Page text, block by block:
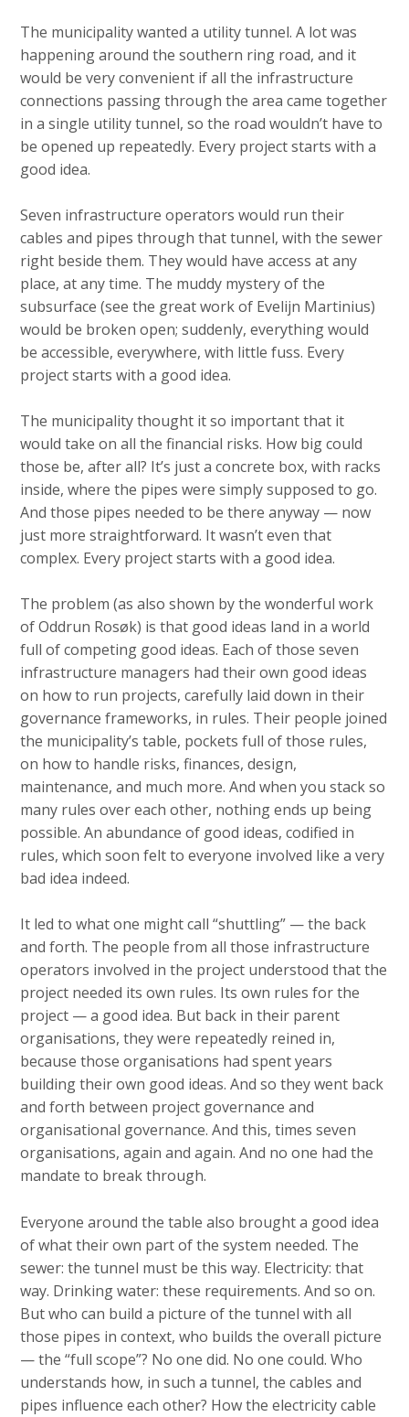
The municipality wanted a utility tunnel. A lot was
happening around the southern ring road, and it
would be very convenient if all the infrastructure
connections passing through the area came together
in a single utility tunnel, so the road wouldn’t have to
be opened up repeatedly. Every project starts with a
good idea.
Seven infrastructure operators would run their
cables and pipes through that tunnel, with the sewer
right beside them. They would have access at any
place, at any time. The muddy mystery of the
subsurface (see the great work of Evelijn Martinius)
would be broken open; suddenly, everything would
be accessible, everywhere, with little fuss. Every
project starts with a good idea.
The municipality thought it so important that it
would take on all the financial risks. How big could
those be, after all? It’s just a concrete box, with racks
inside, where the pipes were simply supposed to go.
And those pipes needed to be there anyway — now
just more straightforward. It wasn’t even that
complex. Every project starts with a good idea.
The problem (as also shown by the wonderful work
of Oddrun Rosøk) is that good ideas land in a world
full of competing good ideas. Each of those seven
infrastructure managers had their own good ideas
on how to run projects, carefully laid down in their
governance frameworks, in rules. Their people joined
the municipality’s table, pockets full of those rules,
on how to handle risks, finances, design,
maintenance, and much more. And when you stack so
many rules over each other, nothing ends up being
possible. An abundance of good ideas, codified in
rules, which soon felt to everyone involved like a very
bad idea indeed.
It led to what one might call “shuttling” — the back
and forth. The people from all those infrastructure
operators involved in the project understood that the
project needed its own rules. Its own rules for the
project — a good idea. But back in their parent
organisations, they were repeatedly reined in,
because those organisations had spent years
building their own good ideas. And so they went back
and forth between project governance and
organisational governance. And this, times seven
organisations, again and again. And no one had the
mandate to break through.
Everyone around the table also brought a good idea
of what their own part of the system needed. The
sewer: the tunnel must be this way. Electricity: that
way. Drinking water: these requirements. And so on.
But who can build a picture of the tunnel with all
those pipes in context, who builds the overall picture
— the “full scope”? No one did. No one could. Who
understands how, in such a tunnel, the cables and
pipes influence each other? How the electricity cable